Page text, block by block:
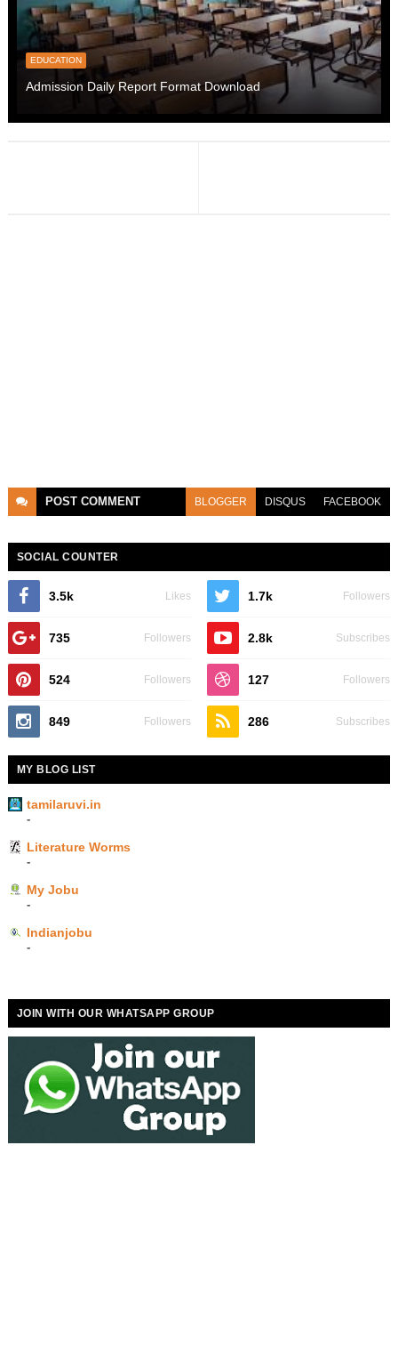
EDUCATION
Admission Daily Report Format Download
POST COMMENT BLOGGER DISQUS FACEBOOK
SOCIAL COUNTER
3.5k Likes 1.7k Followers
735 Followers 2.8k Subscribes
524 Followers 127 Followers
849 Followers 286 Subscribes
MY BLOG LIST
tamilaruvi.in
-
Literature Worms
-
My Jobu
-
Indianjobu
-
JOIN WITH OUR WHATSAPP GROUP